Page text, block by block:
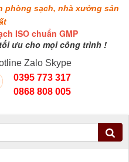
sạch, nhà xưởng sản
ISO chuẩn GMP
ưu cho mọi công trình !
Zalo Skype
0395 773 317
0868 808 005